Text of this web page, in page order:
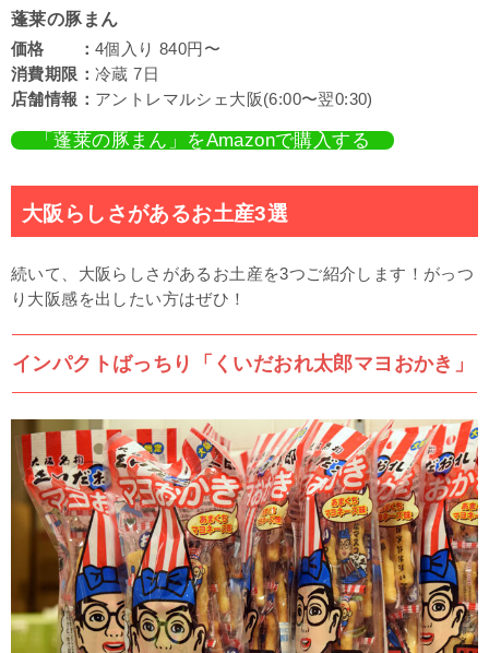
蓬莱の豚まん
価格 ： 4個入り 840円〜
消費期限： 冷蔵 7日
店舗情報： アントレマルシェ大阪(6:00〜翌0:30)
「蓬莱の豚まん」をAmazonで購入する
大阪らしさがあるお土産3選
続いて、大阪らしさがあるお土産を3つご紹介します！がっつ
り大阪感を出したい方はぜひ！
インパクトばっちり「くいだおれ太郎マヨおかき」